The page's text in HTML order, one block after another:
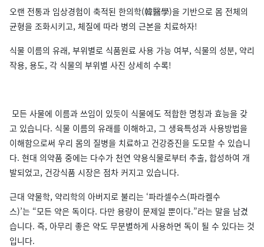
오랜 전통과 임상경험이 축적된 한의학(韓醫學)을 기반으로 몸 전체의
균형을 조화시키고, 체질에 따라 병의 근본을 치료하자!
식물 이름의 유래, 부위별로 식품원료 사용 가능 여부, 식물의 성분, 약리
작용, 용도, 각 식물의 부위별 사진 상세히 수록!
모든 사물에 이름과 쓰임이 있듯이 식물에도 적합한 명칭과 효능을 갖
고 있습니다. 식물 이름의 유래를 이해하고, 그 생육특성과 사용방법을
이해함으로써 우리 몸의 질병을 치료하고 건강증진을 도모할 수 있습니
다. 현대 의약품 중에는 다수가 천연 약용식물로부터 추출, 합성하여 개
발되었고, 건강식품 시장은 점차 커지고 있습니다.
근대 약물학, 약리학의 아버지로 불리는 ‘파라셀수스(파라켈수
스)’는 “모든 약은 독이다. 다만 용량이 문제일 뿐이다.”라는 말을 남겼
습니다. 즉, 아무리 좋은 약도 무분별하게 사용하면 독이 될 수 있다는 것
입니다.